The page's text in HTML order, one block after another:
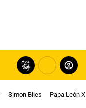
Simon Biles Papa León